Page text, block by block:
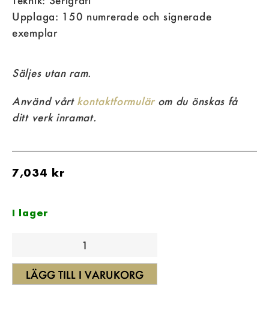
Upplaga: 150 numrerade och signerade
exemplar
Säljes utan ram.
Använd vårt kontaktformulärom du önskas få
ditt verk inramat.
7,034 kr
I lager
LÄGG TILL I VARUKORG